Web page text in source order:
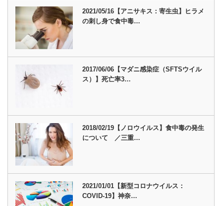
2021/05/16【アニサキス：寄生虫】ヒラメ
の刺し身で食中毒…
2017/06/06【マダニ感染症（SFTSウイル
ス）】死亡率3…
2018/02/19【ノロウイルス】食中毒の発生
について ／三重…
2021/01/01【新型コロナウイルス：
COVID-19】神奈…